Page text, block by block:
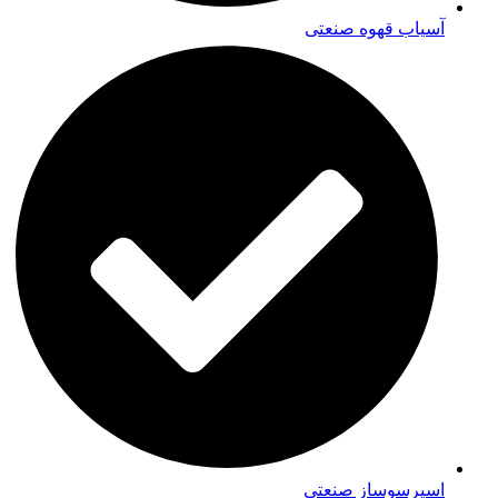
آسیاب قهوه صنعتی
اسپرسوساز صنعتی